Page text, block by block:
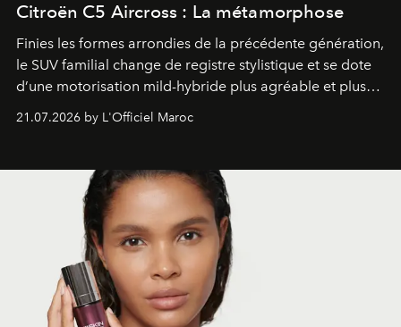
Citroën C5 Aircross : La métamorphose
Finies les formes arrondies de la précédente génération,
le SUV familial change de registre stylistique et se dote
d’une motorisation mild-hybride plus agréable et plus
économe. à n’en pas douter, le nouveau C5 Aircross a
gagné en maturité.
21.07.2026 by L'Officiel Maroc